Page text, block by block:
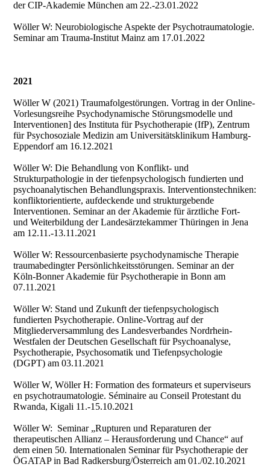
der CIP-Akademie München am 22.-23.01.2022
Wöller W: Neurobiologische Aspekte der Psychotraumatologie.
Seminar am Trauma-Institut Mainz am 17.01.2022
2021
Wöller W (2021) Traumafolgestörungen. Vortrag in der Online-
Vorlesungsreihe Psychodynamische Störungsmodelle und
Interventionen] des Instituta für Psychotherapie (IfP), Zentrum
für Psychosoziale Medizin am Universitätsklinikum Hamburg-
Eppendorf am 16.12.2021
Wöller W: Die Behandlung von Konflikt- und
Strukturpathologie in der tiefenpsychologisch fundierten und
psychoanalytischen Behandlungspraxis. Interventionstechniken:
konfliktorientierte, aufdeckende und strukturgebende
Interventionen. Seminar an der Akademie für ärztliche Fort-
und Weiterbildung der Landesärztekammer Thüringen in Jena
am 12.11.-13.11.2021
Wöller W: Ressourcenbasierte psychodynamische Therapie
traumabedingter Persönlichkeitsstörungen. Seminar an der
Köln-Bonner Akademie für Psychotherapie in Bonn am
07.11.2021
Wöller W: Stand und Zukunft der tiefenpsychologisch
fundierten Psychotherapie. Online-Vortrag auf der
Mitgliederversammlung des Landesverbandes Nordrhein-
Westfalen der Deutschen Gesellschaft für Psychoanalyse,
Psychotherapie, Psychosomatik und Tiefenpsychologie
(DGPT) am 03.11.2021
Wöller W, Wöller H: Formation des formateurs et superviseurs
en psychotraumatologie. Séminaire au Conseil Protestant du
Rwanda, Kigali 11.-15.10.2021
Wöller W: Seminar „Rupturen und Reparaturen der
therapeutischen Allianz – Herausforderung und Chance“ auf
dem einen 50. Internationalen Seminar für Psychotherapie der
ÖGATAP in Bad Radkersburg/Österreich am 01./02.10.2021